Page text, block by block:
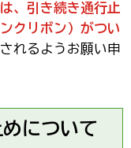
、引き続き通行止
クリボン）がつい
れるようお願い申
について